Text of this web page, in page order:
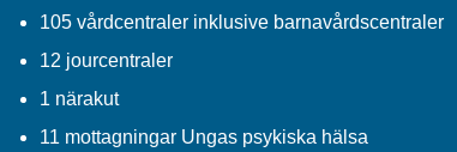
105 vårdcentraler inklusive barnavårdscentraler
12 jourcentraler
1 närakut
11 mottagningar Ungas psykiska hälsa